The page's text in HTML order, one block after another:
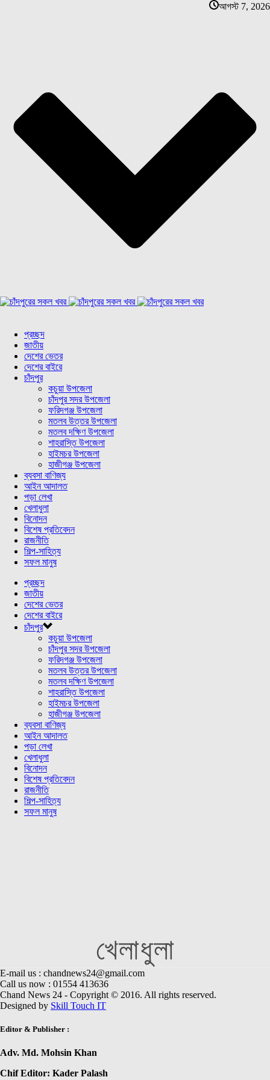
আগস্ট 7, 2026
প্রচ্ছদ
জাতীয়
দেশের ভেতর
দেশের বাইরে
চাঁদপুর
কচুয়া উপজেলা
চাঁদপুর সদর উপজেলা
ফরিদগঞ্জ উপজেলা
মতলব উত্তর উপজেলা
মতলব দক্ষিণ উপজেলা
শাহরাস্তি উপজেলা
হাইমচর উপজেলা
হাজীগঞ্জ উপজেলা
ব্যবসা বাণিজ্য
আইন আদালত
পড়া লেখা
খেলাধুলা
বিনোদন
বিশেষ প্রতিবেদন
রাজনীতি
শিল্প-সাহিত্য
সফল মানুষ
প্রচ্ছদ
জাতীয়
দেশের ভেতর
দেশের বাইরে
চাঁদপুর
কচুয়া উপজেলা
চাঁদপুর সদর উপজেলা
ফরিদগঞ্জ উপজেলা
মতলব উত্তর উপজেলা
মতলব দক্ষিণ উপজেলা
শাহরাস্তি উপজেলা
হাইমচর উপজেলা
হাজীগঞ্জ উপজেলা
ব্যবসা বাণিজ্য
আইন আদালত
পড়া লেখা
খেলাধুলা
বিনোদন
বিশেষ প্রতিবেদন
রাজনীতি
শিল্প-সাহিত্য
সফল মানুষ
খেলাধুলা
E-mail us : chandnews24@gmail.com
Call us now : 01554 413636
Chand News 24 - Copyright © 2016. All rights reserved.
Designed by Skill Touch IT
Editor & Publisher :
Adv. Md. Mohsin Khan
Chif Editor: Kader Palash